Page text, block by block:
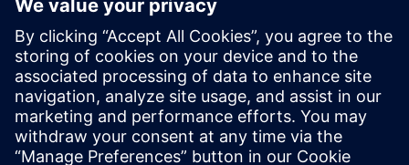
The cloud service Smart Energy by Crossbreed optimizes
energy usage in buildings by supporting the district
heating system without renouncing comfort and indoor
climate. Continuous real-time analysis adapts the heating
curve to ac...
Saiba mais